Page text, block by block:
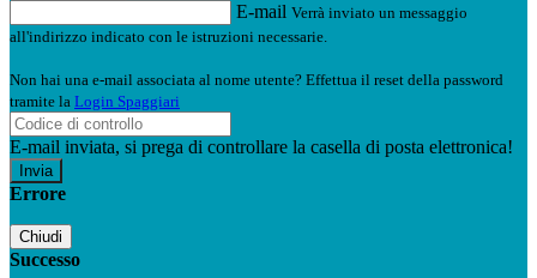
E-mail Verrà inviato un messaggio
all'indirizzo indicato con le istruzioni necessarie.
Non hai una e-mail associata al nome utente? Effettua il reset della password
tramite la Login Spaggiari
E-mail inviata, si prega di controllare la casella di posta elettronica!
Errore
Chiudi
Successo